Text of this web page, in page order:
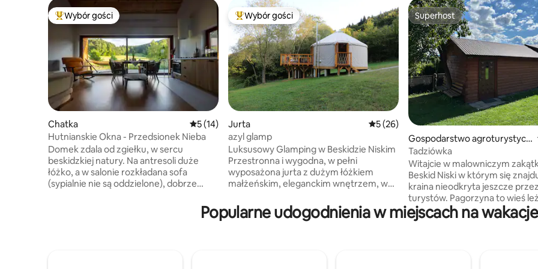
Najpopularniejsze z kategorii Wybór gości
Wybór gości
Chatka Średnia ocena: 5 na 5, liczba recenzji: 14
5 (14)
Hutnianskie Okna - Przedsionek Nieba
Domek zdala od zgiełku, w sercu
beskidzkiej natury. ​Na antresoli duże
łóżko, a w salonie rozkładana sofa
(sypialnie nie są oddzielone), dobrze
toaleta, projektor na wieczory filmowe,
Najpopularniejsze z kategorii Wybór gości
Wybór gości
Jurta Średnia ocena: 5 na 5, liczba recenzji: 26
5 (26)
azyl glamp
Luksusowy Glamping w Beskidzie Niskim
Przestronna i wygodna, w pełni
wyposażona jurta z dużym łóżkiem
małżeńskim, eleganckim wnętrzem, w
kuchennym. Własne miejsce na ogniska,
jacuzzi na tarasie (dodatkowo płatne)
Superhost
Superhost
Gospodarstwo agroturystycz
ne
Tadziówka
Witajcie w malowniczym
Beskid Niski w którym się
kraina nieodkryta jeszcze przez
turystów. Pagorzyna to wieś
pograniczu województw
podkarpackiego, która stanowi
gości oddajemy cały domek
Popularne udogodnienia w miejscach na